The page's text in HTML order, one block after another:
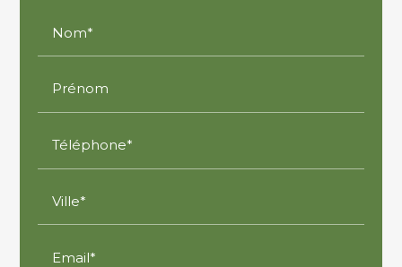
Nom*
Prénom
Téléphone*
Ville*
Email*